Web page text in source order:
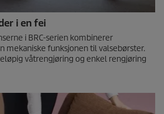
i en fei
i BRC-serien kombinerer
mekaniske funksjonen til valsebørster.
våtrengjøring og enkel rengjøring